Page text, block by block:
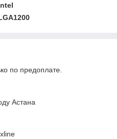
по предоплате.
Астана